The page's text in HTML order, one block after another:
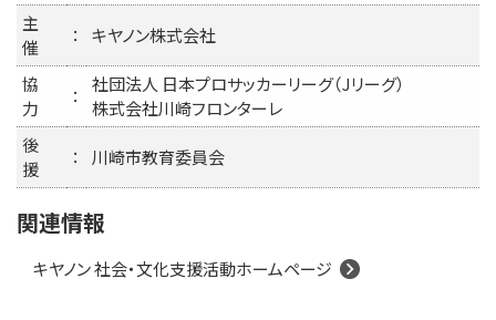
主
催
： キヤノン株式会社
協
力
：
社団法人 日本プロサッカーリーグ（Jリーグ）
株式会社川崎フロンターレ
後
援
： 川崎市教育委員会
関連情報
キヤノン 社会・文化支援活動ホームページ